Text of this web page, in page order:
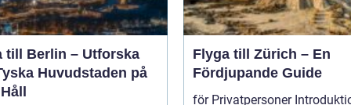
till Berlin – Utforska
Huvudstaden på
Flyga till Zürich – En
Fördjupande Guide